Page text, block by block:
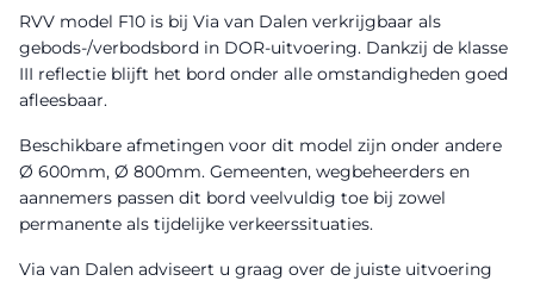
RVV model F10 is bij Via van Dalen verkrijgbaar als
gebods-/verbodsbord in DOR-uitvoering. Dankzij de klasse
III reflectie blijft het bord onder alle omstandigheden goed
afleesbaar.
Beschikbare afmetingen voor dit model zijn onder andere
Ø 600mm, Ø 800mm. Gemeenten, wegbeheerders en
aannemers passen dit bord veelvuldig toe bij zowel
permanente als tijdelijke verkeerssituaties.
Via van Dalen adviseert u graag over de juiste uitvoering